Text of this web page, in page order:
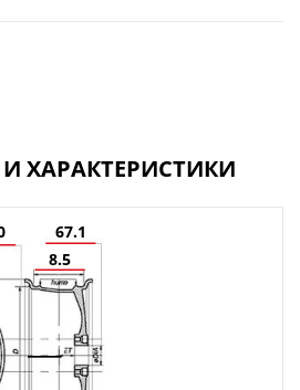
ХАРАКТЕРИСТИКИ
67.1
8.5